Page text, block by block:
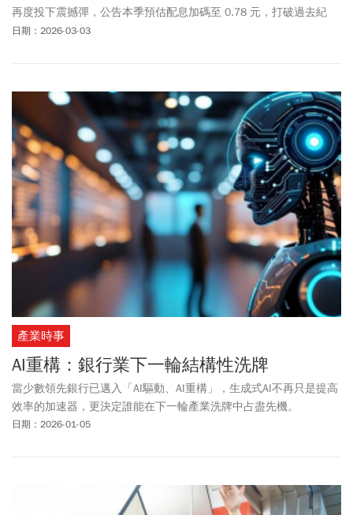
再度投下震撼彈，公告本季預估配息加碼至 0.78 元，打破過去紀
錄，年化殖利率衝破 12% 驚人水準。然而，隨著股價重回 24 元關
的含息績效與成分股現況，揭開股價上攻背後的真實阻力。
日期：2026-03-03
產業時事
AI重構：銀行業下一輪結構性洗牌
當少數領先銀行已邁入「AI驅動、AI重構」，生成式AI不再只是提高
效率的加速器，更決定誰能在下一輪產業洗牌中占盡先機。
日期：2026-01-05